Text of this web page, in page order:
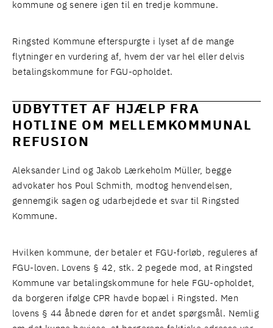
kommune og senere igen til en tredje kommune.
Ringsted Kommune efterspurgte i lyset af de mange
flytninger en vurdering af, hvem der var hel eller delvis
betalingskommune for FGU-opholdet.
UDBYTTET AF HJÆLP FRA
HOTLINE OM MELLEMKOMMUNAL
REFUSION
Aleksander Lind og Jakob Lærkeholm Müller, begge
advokater hos Poul Schmith, modtog henvendelsen,
gennemgik sagen og udarbejdede et svar til Ringsted
Kommune.
Hvilken kommune, der betaler et FGU-forløb, reguleres af
FGU-loven. Lovens § 42, stk. 2 pegede mod, at Ringsted
Kommune var betalingskommune for hele FGU-opholdet,
da borgeren ifølge CPR havde bopæl i Ringsted. Men
lovens § 44 åbnede døren for et andet spørgsmål. Nemlig